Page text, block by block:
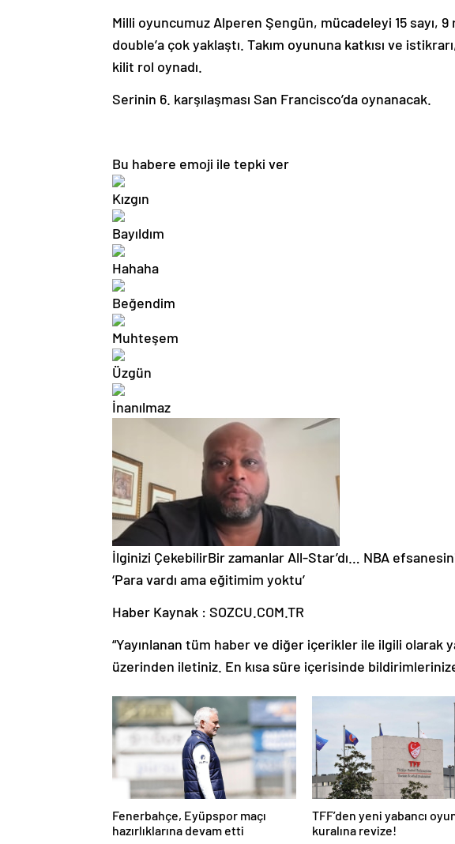
Milli oyuncumuz Alperen Şengün, mücadeleyi 15 sayı,
double’a çok yaklaştı. Takım oyununa katkısı ve
kilit rol oynadı.
Serinin 6. karşılaşması San Francisco’da oynanacak.
Bu habere emoji ile tepki ver
İlginizi ÇekebilirBir zamanlar All-Star’dı… NBA
‘Para vardı ama eğitimim yoktu’
Haber Kaynak : SOZCU.COM.TR
“Yayınlanan tüm haber ve diğer içerikler ile ilgili olarak
üzerinden iletiniz. En kısa süre içerisinde
Fenerbahçe, Eyüpspor maçı
hazırlıklarına devam etti
TFF’den yeni yabancı
kuralına revize!